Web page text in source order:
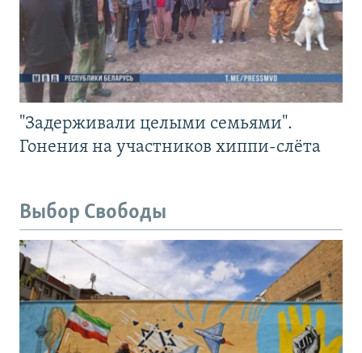
"Задерживали целыми семьями".
Гонения на участников хиппи-слёта
Выбор Свободы